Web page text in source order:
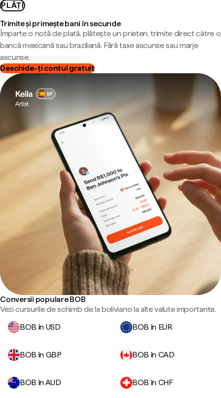
PLĂȚI
Trimite și primește bani în secunde
Împarte o notă de plată, plătește un prieten, trimite direct către o
bancă mexicană sau braziliană. Fără taxe ascunse sau marje
ascunse.
Deschide-ți contul gratuit
Conversii populare BOB
Vezi cursurile de schimb de la boliviano la alte valute importante.
BOB în USD
BOB în EUR
BOB în GBP BOB în CAD
BOB în AUD BOB în CHF